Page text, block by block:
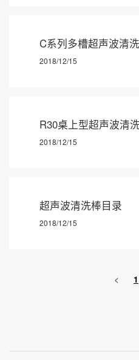
C系列多槽超声波清洗
2018/12/15
R30桌上型超声波清洗
2018/12/15
超声波清洗棒目录
2018/12/15
< 1